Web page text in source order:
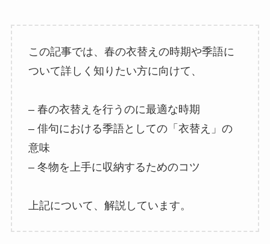
この記事では、春の衣替えの時期や季語に
ついて詳しく知りたい方に向けて、
– 春の衣替えを行うのに最適な時期
– 俳句における季語としての「衣替え」の
意味
– 冬物を上手に収納するためのコツ
上記について、解説しています。